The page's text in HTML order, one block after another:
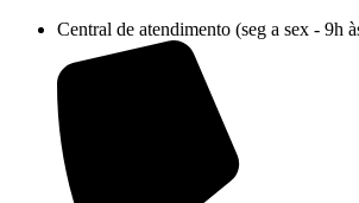
conteúdo
Central de atendimento (seg a sex - 9h